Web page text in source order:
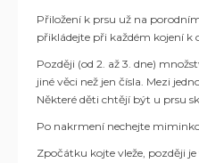
Přiložení k prsu už na
přikládejte při každém kojení k
Později (od 2. až 3. dne)
jiné věci než jen čísla. Mezi
Některé děti chtějí být u prsu
Po nakrmení nechejte
Zpočátku kojte vleže, později